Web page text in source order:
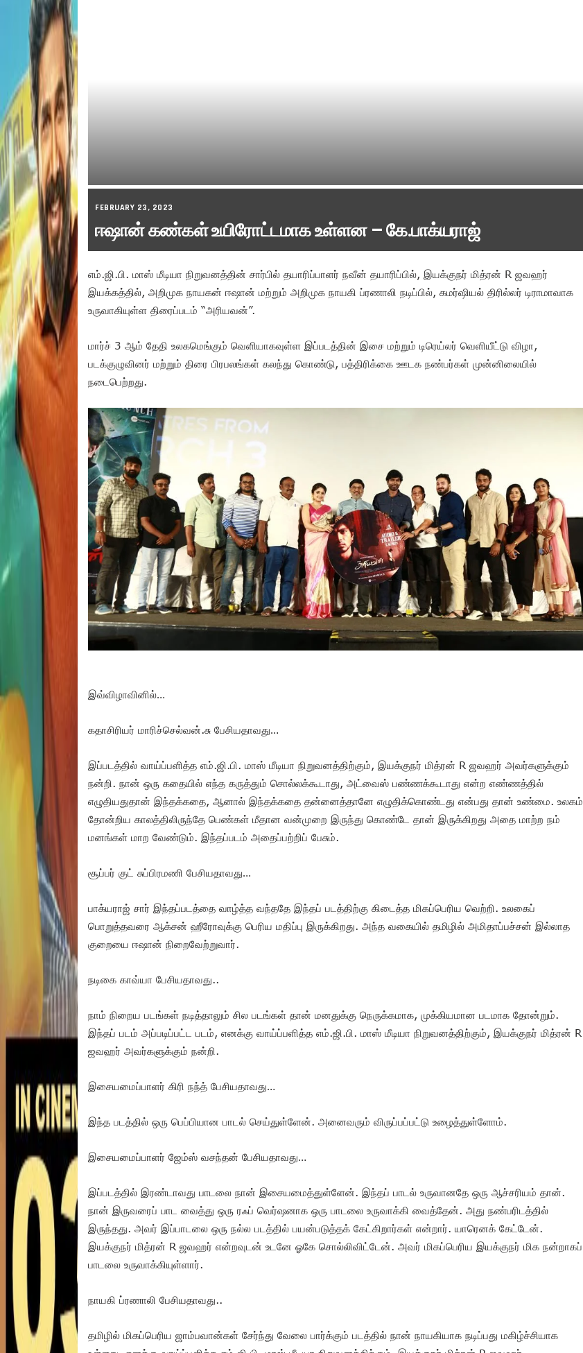
FEBRUARY 23, 2023
ஈஷான் கண்கள் உயிரோட்டமாக உள்ளன – கே.பாக்யராஜ்
எம்.ஜி.பி. மாஸ் மீடியா நிறுவனத்தின் சார்பில் தயாரிப்பாளர் நவீன் தயாரிப்பில், இயக்குநர் மித்ரன் R ஜவஹர்
இயக்கத்தில், அறிமுக நாயகன் ஈஷான் மற்றும் அறிமுக நாயகி ப்ரணாலி நடிப்பில், கமர்ஷியல் திரில்லர் டிராமாவாக
உருவாகியுள்ள திரைப்படம் “அரியவன்”.
மார்ச் 3 ஆம் தேதி உலகமெங்கும் வெளியாகவுள்ள இப்படத்தின் இசை மற்றும் டிரெய்லர் வெளியீட்டு விழா,
படக்குழுவினர் மற்றும் திரை பிரபலங்கள் கலந்து கொண்டு, பத்திரிக்கை ஊடக நண்பர்கள் முன்னிலையில்
நடைபெற்றது.
இவ்விழாவினில்…
கதாசிரியர் மாரிச்செல்வன்.சு பேசியதாவது…
இப்படத்தில் வாய்ப்பளித்த எம்.ஜி.பி. மாஸ் மீடியா நிறுவனத்திற்கும், இயக்குநர் மித்ரன் R ஜவஹர் அவர்களுக்கும்
நன்றி. நான் ஒரு கதையில் எந்த கருத்தும் சொல்லக்கூடாது, அட்வைஸ் பண்ணக்கூடாது என்ற எண்ணத்தில்
எழுதியதுதான் இந்தக்கதை, ஆனால் இந்தக்கதை தன்னைத்தானே எழுதிக்கொண்டது என்பது தான் உண்மை. உலகம்
தோன்றிய காலத்திலிருந்தே பெண்கள் மீதான வன்முறை இருந்து கொண்டே தான் இருக்கிறது அதை மாற்ற நம்
மனங்கள் மாற வேண்டும். இந்தப்படம் அதைப்பற்றிப் பேசும்.
சூப்பர் குட் சுப்பிரமணி பேசியதாவது…
பாக்யராஜ் சார் இந்தப்படத்தை வாழ்த்த வந்ததே இந்தப் படத்திற்கு கிடைத்த மிகப்பெரிய வெற்றி. உலகைப்
பொறுத்தவரை ஆக்சன் ஹீரோவுக்கு பெரிய மதிப்பு இருக்கிறது. அந்த வகையில் தமிழில் அமிதாப்பச்சன் இல்லாத
குறையை ஈஷான் நிறைவேற்றுவார்.
நடிகை காவ்யா பேசியதாவது..
நாம் நிறைய படங்கள் நடித்தாலும் சில படங்கள் தான் மனதுக்கு நெருக்கமாக, முக்கியமான படமாக தோன்றும்.
இந்தப் படம் அப்படிப்பட்ட படம், எனக்கு வாய்ப்பளித்த எம்.ஜி.பி. மாஸ் மீடியா நிறுவனத்திற்கும், இயக்குநர் மித்ரன் R
ஜவஹர் அவர்களுக்கும் நன்றி.
இசையமைப்பாளர் கிரி நந்த் பேசியதாவது…
இந்த படத்தில் ஒரு பெப்பியான பாடல் செய்துள்ளேன். அனைவரும் விருப்பப்பட்டு உழைத்துள்ளோம்.
இசையமைப்பாளர் ஜேம்ஸ் வசந்தன் பேசியதாவது…
இப்படத்தில் இரண்டாவது பாடலை நான் இசையமைத்துள்ளேன். இந்தப் பாடல் உருவானதே ஒரு ஆச்சரியம் தான்.
நான் இருவரைப் பாட வைத்து ஒரு ரஃப் வெர்ஷனாக ஒரு பாடலை உருவாக்கி வைத்தேன். அது நண்பரிடத்தில்
இருந்தது. அவர் இப்பாடலை ஒரு நல்ல படத்தில் பயன்படுத்தக் கேட்கிறார்கள் என்றார். யாரெனக் கேட்டேன்.
இயக்குநர் மித்ரன் R ஜவஹர் என்றவுடன் உடனே ஓகே சொல்லிவிட்டேன். அவர் மிகப்பெரிய இயக்குநர் மிக நன்றாகப்
பாடலை உருவாக்கியுள்ளார்.
நாயகி ப்ரணாலி பேசியதாவது..
தமிழில் மிகப்பெரிய ஜாம்பவான்கள் சேர்ந்து வேலை பார்க்கும் படத்தில் நான் நாயகியாக நடிப்பது மகிழ்ச்சியாக